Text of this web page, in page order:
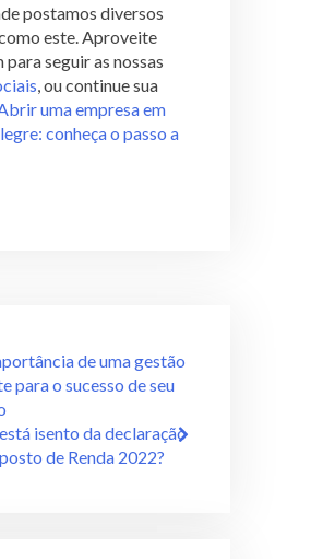
postamos diversos
este. Aproveite
seguir as nossas
, ou continue sua
uma empresa em
conheça o passo a
de uma gestão
para o sucesso de seu
isento da declaração
de Renda 2022?